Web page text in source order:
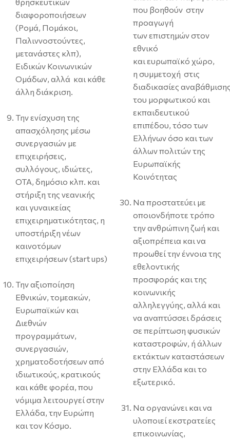
διαφοροποιήσεων
(Ρομά, Πομάκοι,
Παλιννοστούντες,
μετανάστες κλπ),
Ειδικών Κοινωνικών
Ομάδων, αλλά και κάθε
άλλη διάκριση.
Την ενίσχυση της
απασχόλησης μέσω
συνεργασιών με
επιχειρήσεις,
συλλόγους, ιδιώτες,
ΟΤΑ, δημόσιο κλπ. και
στήριξη της νεανικής
και γυναικείας
επιχειρηματικότητας, η
υποστήριξη νέων
καινοτόμων
επιχειρήσεων (start ups)
Την αξιοποίηση
Εθνικών, τομεακών,
Ευρωπαϊκών και
Διεθνών
προγραμμάτων,
συνεργασιών,
χρηματοδοτήσεων από
ιδιωτικούς, κρατικούς
και κάθε φορέα, που
νόμιμα λειτουργεί στην
Ελλάδα, την Ευρώπη
και τον Κόσμο.
που βοηθούν στην
προαγωγή
των επιστημών στον
εθνικό
και ευρωπαϊκό χώρο,
η συμμετοχή στις
διαδικασίες
του μορφωτικού και
εκπαιδευτικού
επιπέδου, τόσο των
Ελλήνων όσο και των
άλλων πολιτών της
Ευρωπαϊκής
Κοινότητας
Να προστατεύει με
οποιονδήποτε τρόπο
την ανθρώπινη ζωή και
αξιοπρέπεια και να
προωθεί την έννοια της
εθελοντικής
προσφοράς και της
κοινωνικής
αλληλεγγύης, αλλά και
να αναπτύσσει δράσεις
σε περίπτωση φυσικών
καταστροφών, ή άλλων
εκτάκτων καταστάσεων
στην Ελλάδα και το
εξωτερικό.
Να οργανώνει και να
υλοποιεί εκστρατείες
επικοινωνίας,